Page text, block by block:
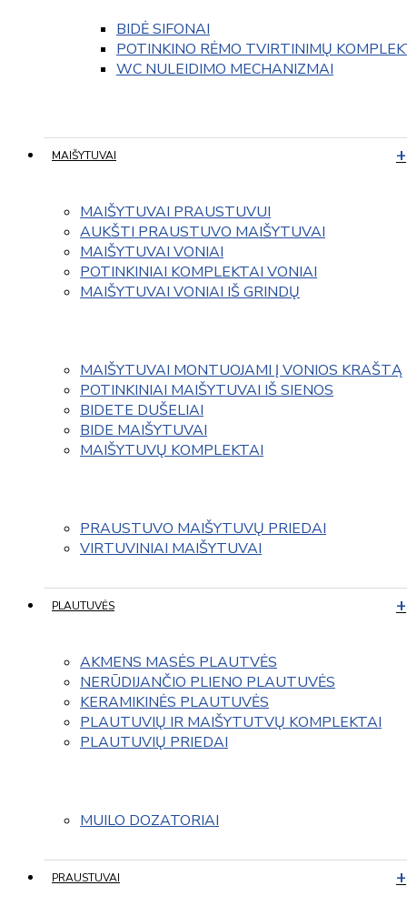
BIDĖ SIFONAI
POTINKINO RĖMO TVIRTINIMŲ
WC NULEIDIMO MECHANIZMAI
MAIŠYTUVAI
MAIŠYTUVAI PRAUSTUVUI
AUKŠTI PRAUSTUVO MAIŠYTUVAI
MAIŠYTUVAI VONIAI
POTINKINIAI KOMPLEKTAI VONIAI
MAIŠYTUVAI VONIAI IŠ GRINDŲ
MAIŠYTUVAI MONTUOJAMI Į VONIOS KRAŠTĄ
POTINKINIAI MAIŠYTUVAI IŠ SIENOS
BIDETE DUŠELIAI
BIDE MAIŠYTUVAI
MAIŠYTUVŲ KOMPLEKTAI
PRAUSTUVO MAIŠYTUVŲ PRIEDAI
VIRTUVINIAI MAIŠYTUVAI
PLAUTUVĖS
AKMENS MASĖS PLAUTVĖS
NERŪDIJANČIO PLIENO PLAUTUVĖS
KERAMIKINĖS PLAUTUVĖS
PLAUTUVIŲ IR MAIŠYTUTVŲ KOMPLEKTAI
PLAUTUVIŲ PRIEDAI
MUILO DOZATORIAI
PRAUSTUVAI